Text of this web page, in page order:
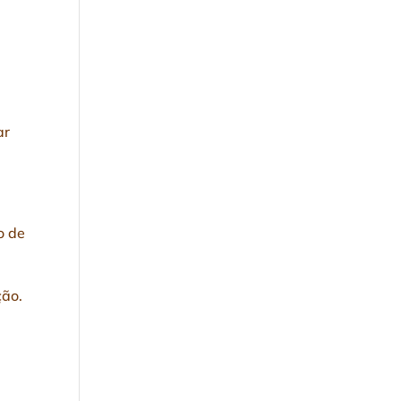
de